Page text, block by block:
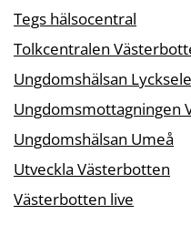
Tegs hälsocentral
Tolkcentralen
Ungdomshälsan Lycksele
Ungdomsmottagningen
Ungdomshälsan Umeå
Utveckla Västerbotten
Västerbotten live